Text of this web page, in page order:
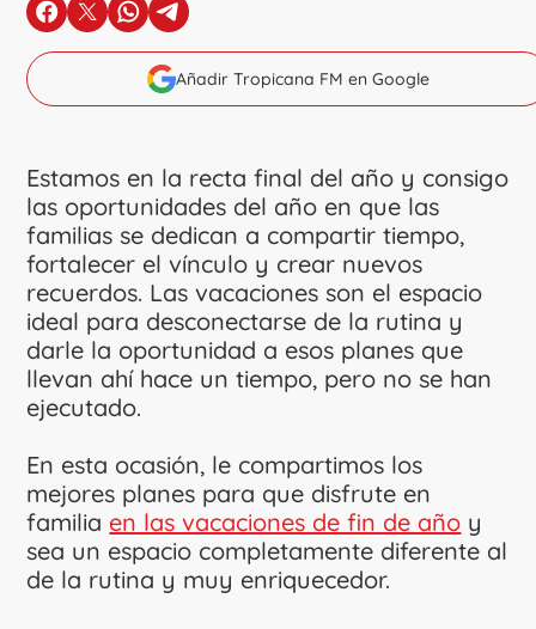
en Facebook
en Xen Whatsapp
en Telegram
Añadir Tropicana FM en Google
Estamos en la recta final del año y consigo
las oportunidades del año en que las
familias se dedican a compartir tiempo,
fortalecer el vínculo y crear nuevos
recuerdos. Las vacaciones son el espacio
ideal para desconectarse de la rutina y
darle la oportunidad a esos planes que
llevan ahí hace un tiempo, pero no se han
ejecutado.
En esta ocasión, le compartimos los
mejores planes para que disfrute en
familia en las vacaciones de fin de año y
sea un espacio completamente diferente al
de la rutina y muy enriquecedor.